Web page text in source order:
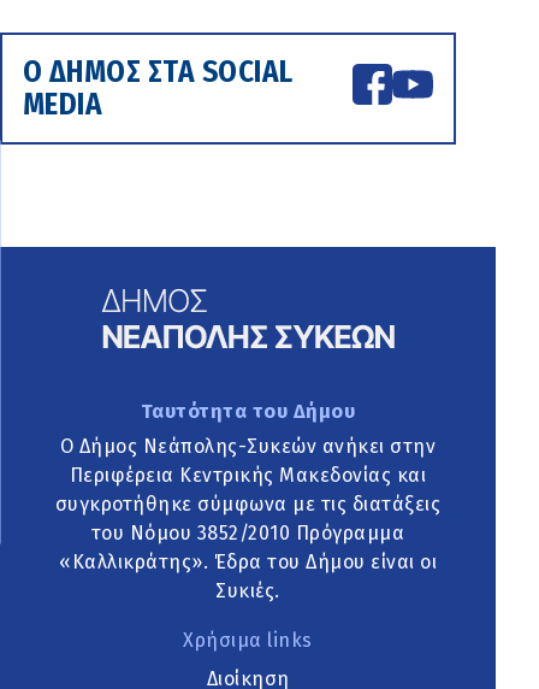
Ο ΔΗΜΟΣ ΣΤΑ SOCIAL
MEDIA
Ταυτότητα του Δήμου
Ο Δήμος Νεάπολης-Συκεών ανήκει στην
Περιφέρεια Κεντρικής Μακεδονίας και
συγκροτήθηκε σύμφωνα με τις διατάξεις
του Νόμου 3852/2010 Πρόγραμμα
«Καλλικράτης». Έδρα του Δήμου είναι οι
Συκιές.
Χρήσιμα links
Διοίκηση